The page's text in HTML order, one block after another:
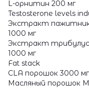
L-орнитин 200 мг
Testosterone levels
Экстракт
1000 мг
Экстракт трибулус
1000 мг
Fat stack
CLA порошок 3000 мг
Масляный порошок